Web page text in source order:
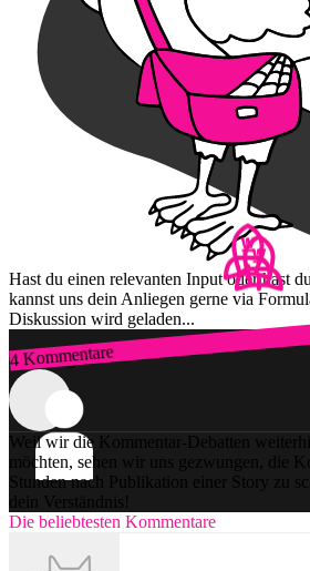
Hast du einen relevanten Input oder hast
kannst uns dein Anliegen gerne via
Diskussion wird geladen...
4 Kommentare
Zum Login
Weil wir die Kommentar-Debatten
möchten, sehen wir uns gezwungen, die
Stunden nach Publikation einer Story zu
dein Verständnis!
Die beliebtesten Kommentare